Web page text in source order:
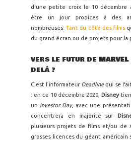
d'une petite croix le 10 décembre
être un jour propices à des
nombreuses.Tant du côté des films
du grand écran ou de projets pour la
VERS LE FUTUR DE MARVEL
DELÀ ?
C'est l'informateur Deadline qui se
: en ce 10 décembre 2020,
Disney
un Investor Day, avec une
concentrera en majorité sur
plusieurs projets de films et/ou de
grosses licences du géant